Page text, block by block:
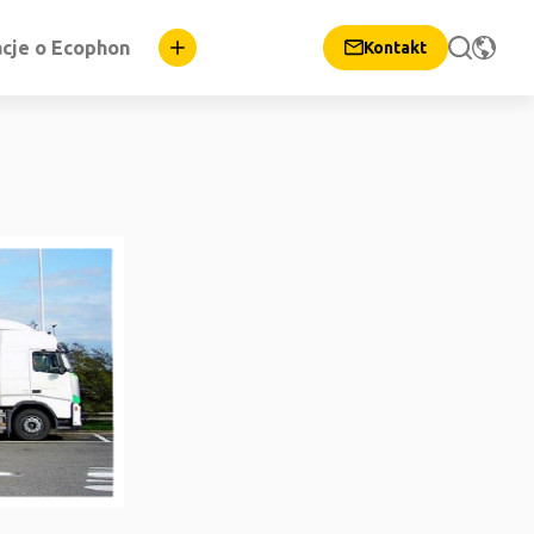
o Ecophon Kontakt